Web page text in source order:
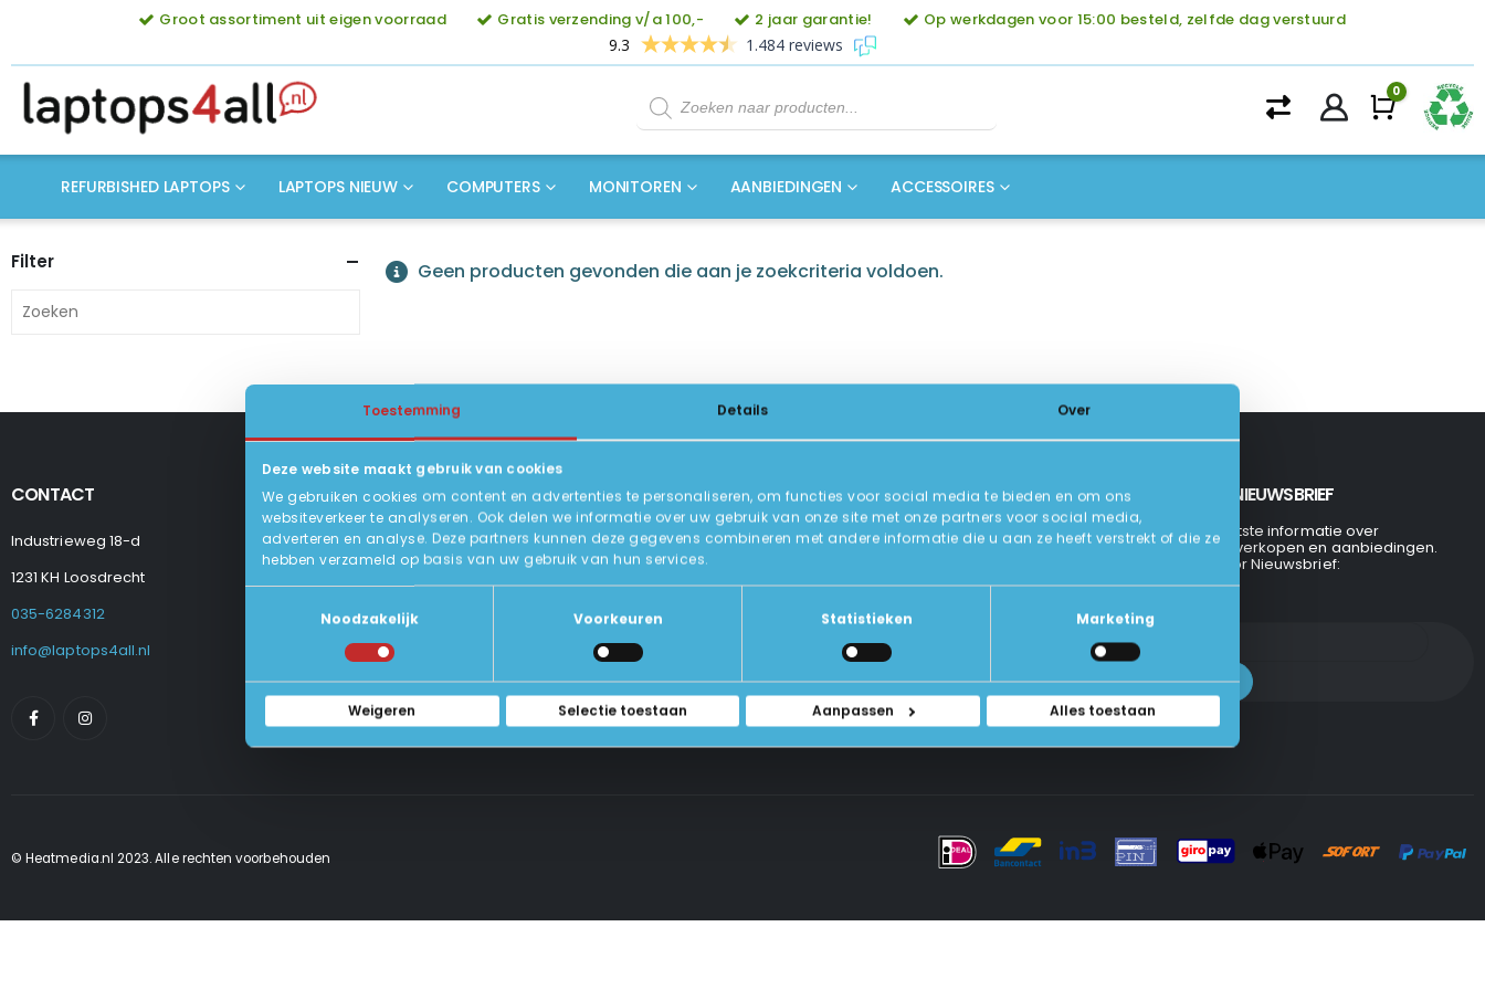
Toestemming Details Over
Deze website maakt gebruik van cookies
We gebruiken cookies om content en advertenties te personaliseren, om functies voor social media te bieden en om ons
websiteverkeer te analyseren. Ook delen we informatie over uw gebruik van onze site met onze partners voor social media,
adverteren en analyse. Deze partners kunnen deze gegevens combineren met andere informatie die u aan ze heeft verstrekt of die ze
hebben verzameld op basis van uw gebruik van hun services.
Noodzakelijk
Voorkeuren Statistieken Marketing
Weigeren Selectie toestaan Aanpassen Alles toestaan
Groot assortiment uit eigen voorraad Gratis verzending v/a 100,- 2 jaar garantie!
Op werkdagen voor 15:00 besteld, zelfde dag verstuurd
9.3
1.484 reviews
Producten
zoeken
0
REFURBISHED LAPTOPS LAPTOPS NIEUW COMPUTERS MONITOREN AANBIEDINGEN ACCESSOIRES
Geen producten gevonden die aan je zoekcriteria voldoen.
Filter
CONTACT
Industrieweg 18-d
1231 KH Loosdrecht
035-6284312
info@laptops4all.nl
KLANTENSERVICE
Levering
Betalen En Bestellen
Retourneren
Veel Gestelde Vragen
Algemene Voorwaarden
Privacy Beleid
INFORMATIE
Over Ons
U-Pas
Contact Met Ons Opnemen
INSCHRIJVEN NIEUWSBRIEF
Ontvang de laatste informatie over
evenementen, verkopen en aanbiedingen.
Aanmelden voor Nieuwsbrief:
© Heatmedia.nl 2023. Alle rechten voorbehouden